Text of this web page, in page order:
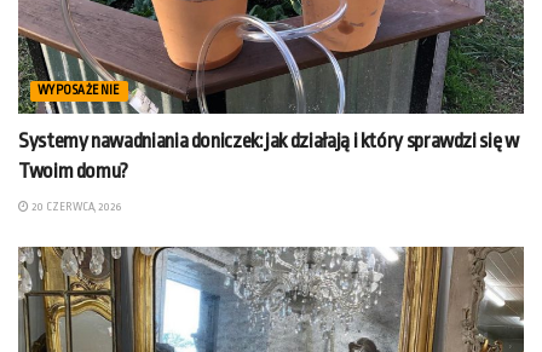
WYPOSAŻENIE
Systemy nawadniania doniczek: jak działają i który sprawdzi się w
Twoim domu?
20 CZERWCA, 2026